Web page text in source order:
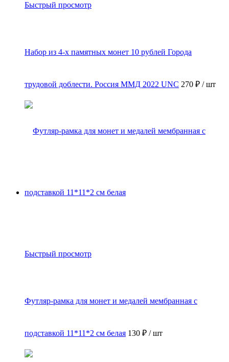
Быстрый просмотр
Набор из 4-х памятных монет 10 рублей Города
трудовой доблести. Россия ММД 2022 UNC 270 ₽ / шт
Быстрый просмотр
Футляр-рамка для монет и медалей мембранная с
подставкой 11*11*2 см белая 130 ₽ / шт